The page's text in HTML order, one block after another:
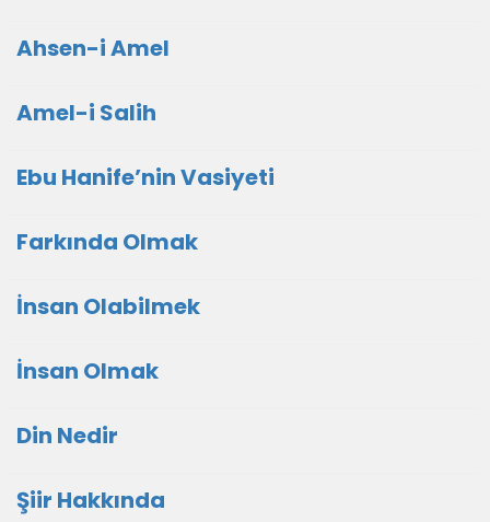
Ahsen-i Amel
Amel-i Salih
Ebu Hanife’nin Vasiyeti
Farkında Olmak
İnsan Olabilmek
İnsan Olmak
Din Nedir
Şiir Hakkında